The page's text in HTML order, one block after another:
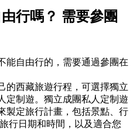
行嗎？ 需要參團
能自由行的，需要通過參團在
的西藏旅遊行程，可選擇獨立
定制遊。獨立成團私人定制遊
製定旅行計畫，包括景點、行
行日期和時間，以及適合您